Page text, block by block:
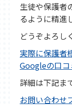
生徒や保護者
るように精進
どうぞよろし
実際に保護者
Googleの口
詳細は下記ま
お問い合わせ